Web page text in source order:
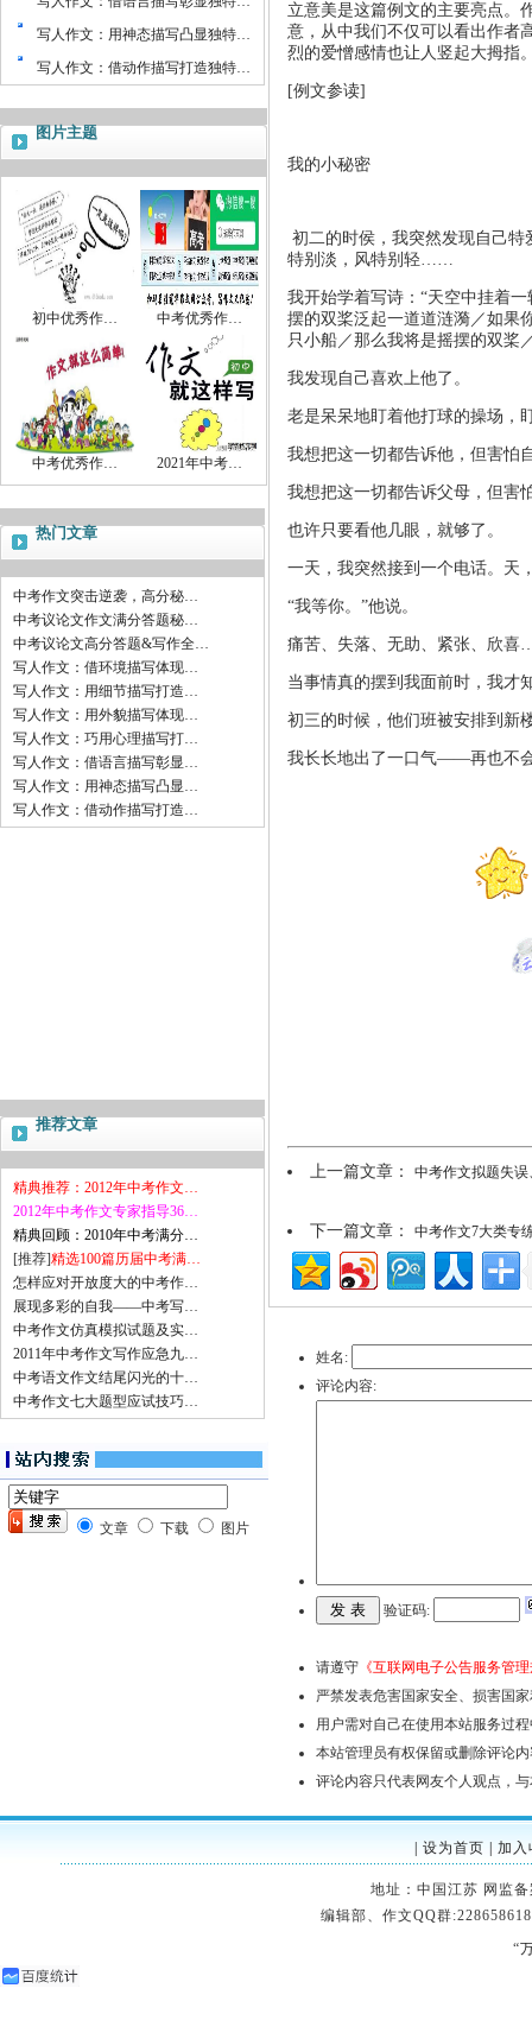
写人作文：用神态描写凸显独特…
写人作文：借动作描写打造独特…
图片主题
初中优秀作… 中考优秀作…
中考优秀作… 2021年中考…
热门文章
中考作文突击逆袭，高分秘…
中考议论文作文满分答题秘…
中考议论文高分答题&写作全…
写人作文：借环境描写体现…
写人作文：用细节描写打造…
写人作文：用外貌描写体现…
写人作文：巧用心理描写打…
写人作文：借语言描写彰显…
写人作文：用神态描写凸显…
写人作文：借动作描写打造…
推荐文章
精典推荐：2012年中考作文…
2012年中考作文专家指导36…
精典回顾：2010年中考满分…
[推荐]精选100篇历届中考满…
怎样应对开放度大的中考作…
展现多彩的自我——中考写…
中考作文仿真模拟试题及实…
2011年中考作文写作应急九…
中考语文作文结尾闪光的十…
中考作文七大题型应试技巧…
文章 下载 图片
立意美是这篇例文的主要亮点。
意，从中我们不仅可以看出作者
烈的爱憎感情也让人竖起大拇指
[例文参读]
我的小秘密
初二的时侯，我突然发现自己
特别淡，风特别轻……
我开始学着写诗：“天空中挂着
摆的双桨泛起一道道涟漪／如果
只小船／那么我将是摇摆的双桨
我发现自己喜欢上他了。
老是呆呆地盯着他打球的操场，
我想把这一切都告诉他，但害怕
我想把这一切都告诉父母，但害
也许只要看他几眼，就够了。
一天，我突然接到一个电话。天
“我等你。”他说。
痛苦、失落、无助、紧张、欣
当事情真的摆到我面前时，我才
初三的时候，他们班被安排到新
我长长地出了一口气——再也不
上一篇文章： 中考作文拟题失
下一篇文章： 中考作文7大类专
姓名:
评论内容:
验证码:
请遵守 《互联网电子公告服务管
严禁发表危害国家安全、损害国
用户需对自己在使用本站服务过
本站管理员有权保留或删除评论
评论内容只代表网友个人观点，
设为首页 加入
地址：中国江苏 网监
编辑部、作文QQ群
“